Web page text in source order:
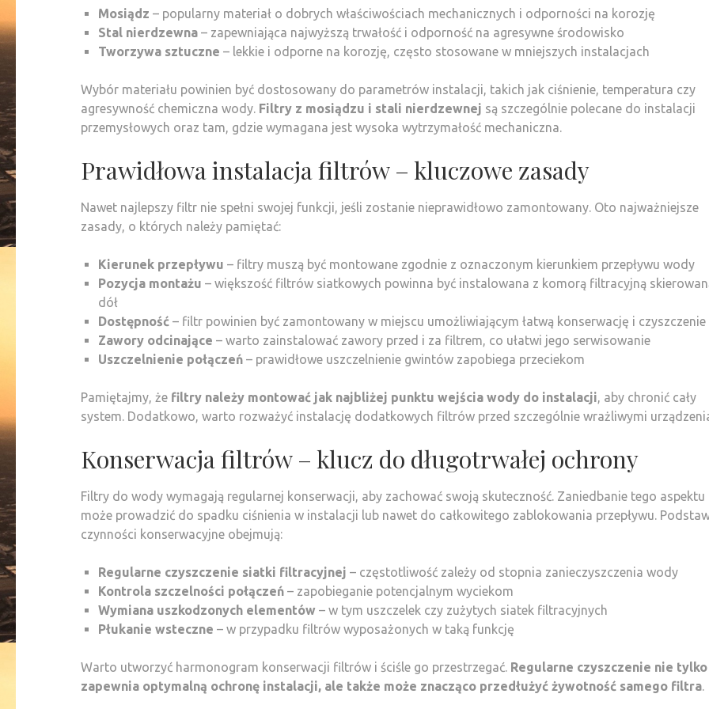
Mosiądz – popularny materiał o dobrych właściwościach mechanicznych i odporności na korozję
Stal nierdzewna – zapewniająca najwyższą trwałość i odporność na agresywne środowisko
Tworzywa sztuczne – lekkie i odporne na korozję, często stosowane w mniejszych instalacjach
Wybór materiału powinien być dostosowany do parametrów instalacji, takich jak ciśnienie, temperatura czy
agresywność chemiczna wody. Filtry z mosiądzu i stali nierdzewnej są szczególnie polecane do instalacji
przemysłowych oraz tam, gdzie wymagana jest wysoka wytrzymałość mechaniczna.
Prawidłowa instalacja filtrów – kluczowe zasady
Nawet najlepszy filtr nie spełni swojej funkcji, jeśli zostanie nieprawidłowo zamontowany. Oto najważniejsze
zasady, o których należy pamiętać:
Kierunek przepływu – filtry muszą być montowane zgodnie z oznaczonym kierunkiem przepływu wody
Pozycja montażu – większość filtrów siatkowych powinna być instalowana z komorą filtracyjną
dół
Dostępność – filtr powinien być zamontowany w miejscu umożliwiającym łatwą konserwację i czyszczenie
Zawory odcinające – warto zainstalować zawory przed i za filtrem, co ułatwi jego serwisowanie
Uszczelnienie połączeń – prawidłowe uszczelnienie gwintów zapobiega przeciekom
Pamiętajmy, że filtry należy montować jak najbliżej punktu wejścia wody do instalacji, aby chronić cały
system. Dodatkowo, warto rozważyć instalację dodatkowych filtrów przed szczególnie wrażliwymi
Konserwacja filtrów – klucz do długotrwałej ochrony
Filtry do wody wymagają regularnej konserwacji, aby zachować swoją skuteczność. Zaniedbanie tego aspektu
może prowadzić do spadku ciśnienia w instalacji lub nawet do całkowitego zablokowania przepływu.
czynności konserwacyjne obejmują:
Regularne czyszczenie siatki filtracyjnej – częstotliwość zależy od stopnia zanieczyszczenia wody
Kontrola szczelności połączeń – zapobieganie potencjalnym wyciekom
Wymiana uszkodzonych elementów – w tym uszczelek czy zużytych siatek filtracyjnych
Płukanie wsteczne – w przypadku filtrów wyposażonych w taką funkcję
Warto utworzyć harmonogram konserwacji filtrów i ściśle go przestrzegać. Regularne czyszczenie nie tylko
zapewnia optymalną ochronę instalacji, ale także może znacząco przedłużyć żywotność samego filtra.